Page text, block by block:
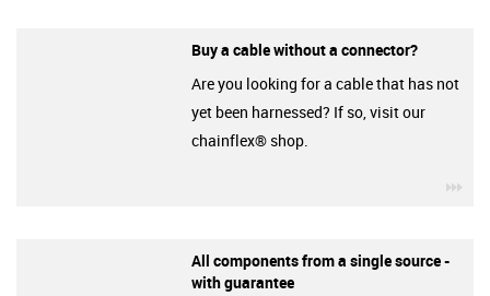
Buy a cable without a connector?
Are you looking for a cable that has not
yet been harnessed? If so, visit our
chainflex® shop.
All components from a single source -
with guarantee